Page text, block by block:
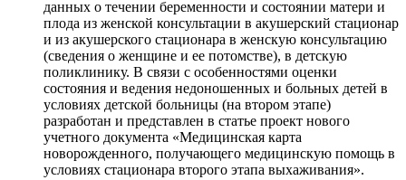
данных о течении беременности и состоянии матери и
плода из женской консультации в акушерский стационар
и из акушерского стационара в женскую консультацию
(сведения о женщине и ее потомстве), в детскую
поликлинику. В связи с особенностями оценки
состояния и ведения недоношенных и больных детей в
условиях детской больницы (на втором этапе)
разработан и представлен в статье проект нового
учетного документа «Медицинская карта
новорожденного, получающего медицинскую помощь в
условиях стационара второго этапа выхаживания».